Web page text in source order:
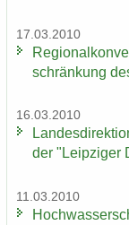
17.03.2010
schrän­kung
16.03.2010
der "Leip­zi­ger
11.03.2010